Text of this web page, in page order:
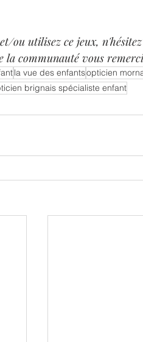
ou utilisez ce jeux,
la communauté vous
la vue des enfantsopticien
brignais spécialiste enfant